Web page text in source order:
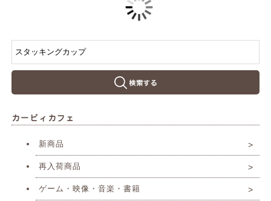
カービィカフェ
新商品
再入荷商品
ゲーム・映像・音楽・書籍